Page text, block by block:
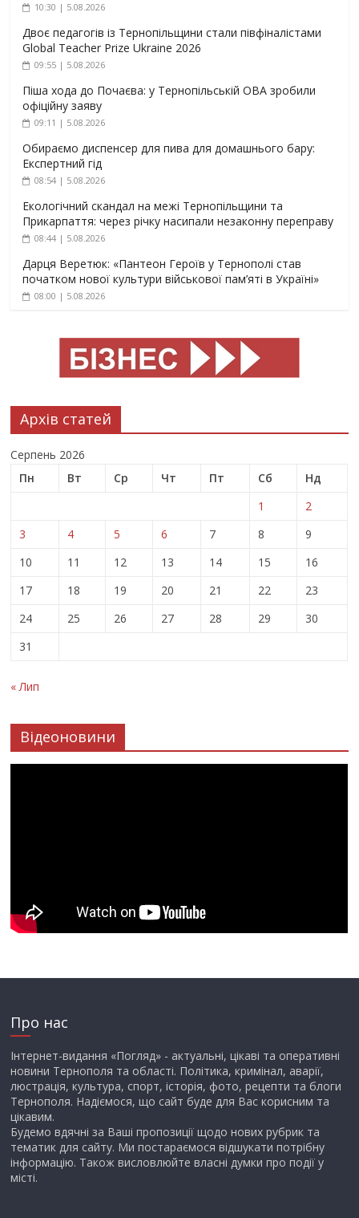
10:30 | 5.08.2026
Двоє педагогів із Тернопільщини стали півфіналістами
Global Teacher Prize Ukraine 2026
09:55 | 5.08.2026
Піша хода до Почаєва: у Тернопільській ОВА зробили
офіційну заяву
09:11 | 5.08.2026
Обираємо диспенсер для пива для домашнього бару:
Експертний гід
08:54 | 5.08.2026
Екологічний скандал на межі Тернопільщини та
Прикарпаття: через річку насипали незаконну переправу
08:44 | 5.08.2026
Дарця Веретюк: «Пантеон Героїв у Тернополі став
початком нової культури військової пам’яті в Україні»
08:00 | 5.08.2026
Архів статей
Серпень 2026
Пн
Вт Ср Чт Пт Сб
Нд
1
2
3
4 5 6 7 8
9
10
11 12 13 14 15
16
17
18 19 20 21 22
23
24
25 26 27 28 29
30
31
« Лип
Відеоновини
Про нас
Інтернет-видання «Погляд» - актуальні, цікаві та оперативні
новини Тернополя та області. Політика, кримінал, аварії,
люстрація, культура, спорт, історія, фото, рецепти та блоги
Тернополя. Надіємося, що сайт буде для Вас корисним та
цікавим.
Будемо вдячні за Ваші пропозиції щодо нових рубрик та
тематик для сайту. Ми постараємося відшукати потрібну
інформацію. Також висловлюйте власні думки про події у
місті.